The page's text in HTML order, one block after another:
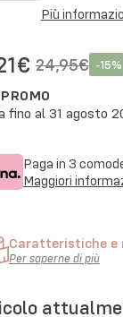
Più
24,95€ -15%
fino al31 agosto
Paga in 3
Maggiori
Caratteristiche e
Per saperne di più